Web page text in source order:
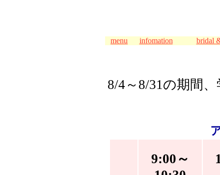
menu infomation bridal
8/4～8/31の期間